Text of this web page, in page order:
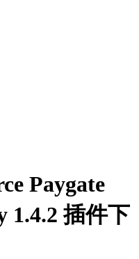
Paygate
1.4.2 插件下